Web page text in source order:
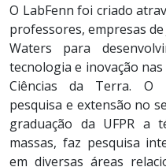
O LabFenn foi criado
professores, empresas de
Waters para
tecnologia e inovação
Ciências da Terra. O
pesquisa e extensão no
graduação da UFPR a
massas, faz pesquisa
em diversas áreas